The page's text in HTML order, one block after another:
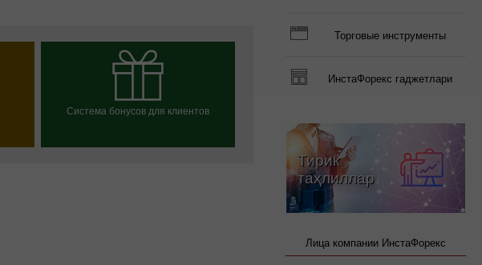
Система бонусов для клиентов
Торговые инструменты
ИнстаФорекс гаджетлари
Тирик
таҳлиллар
Лица компании ИнстаФорекс